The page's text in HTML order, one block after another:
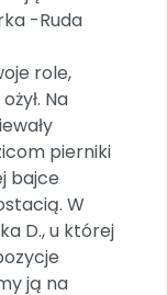
-Ruda
role,
Na
pierniki
bajce
W
D., u której
ją na